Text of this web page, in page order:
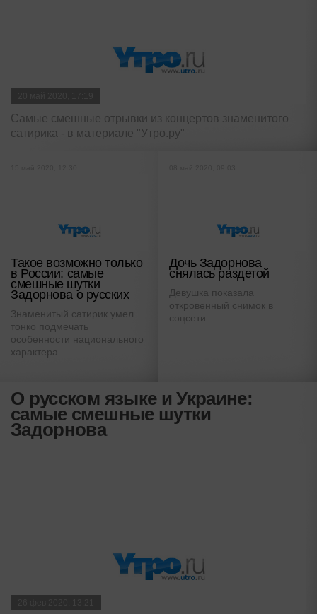
Самые смешные отрывки из концертов знаменитого
сатирика - в материале "Утро.ру"
Такое возможно только
в России: самые
смешные шутки
Задорнова о русских
Знаменитый сатирик умел
тонко подмечать
особенности национального
характера
Дочь Задорнова
снялась раздетой
Девушка показала
откровенный снимок в
соцсети
О русском языке и Украине:
самые смешные шутки
Задорнова